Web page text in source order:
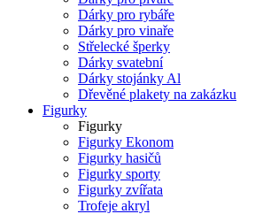
Dárky pro rybáře
Dárky pro vinaře
Střelecké šperky
Dárky svatební
Dárky stojánky Al
Dřevěné plakety na zakázku
Figurky
Figurky
Figurky Ekonom
Figurky hasičů
Figurky sporty
Figurky zvířata
Trofeje akryl